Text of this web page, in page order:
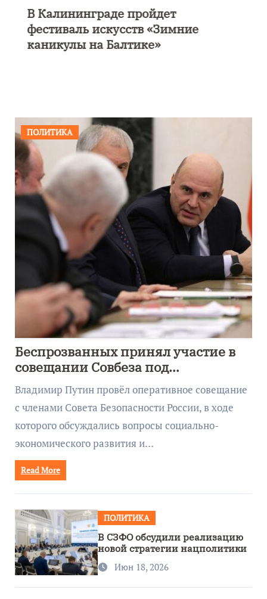
В Калининграде пройдет
фестиваль искусств «Зимние
каникулы на Балтике»
ПОЛИТИКА
Беспрозванных принял участие в
совещании Совбеза под
руководством Путина
Владимир Путин провёл оперативное совещание
с членами Совета Безопасности России, в ходе
которого обсуждались вопросы социально-
экономического развития и…
Read More
ПОЛИТИКА
В СЗФО обсудили реализацию
новой стратегии нацполитики
Июн 18, 2026